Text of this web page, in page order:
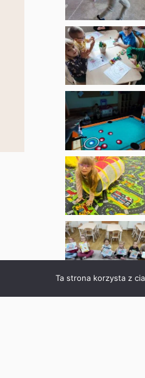
Ta strona korzysta z